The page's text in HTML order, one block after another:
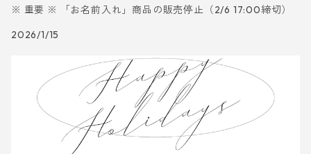
※ 重要 ※ 「お名前入れ」商品の販売停止（2/6 17:00締切）
2026/1/15